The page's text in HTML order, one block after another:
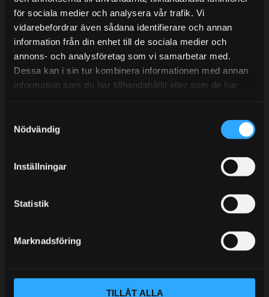
för sociala medier och analysera vår trafik. Vi
vidarebefordrar även sådana identifierare och annan
information från din enhet till de sociala medier och
annons- och analysföretag som vi samarbetar med.
Dessa kan i sin tur kombinera informationen med annan
information som du har tillhandahållit eller som de har
Nödvändig
Inställningar
Statistik
Marknadsföring
TILLÅT ALLA
BLOGG
KUNSKAPSCENTER